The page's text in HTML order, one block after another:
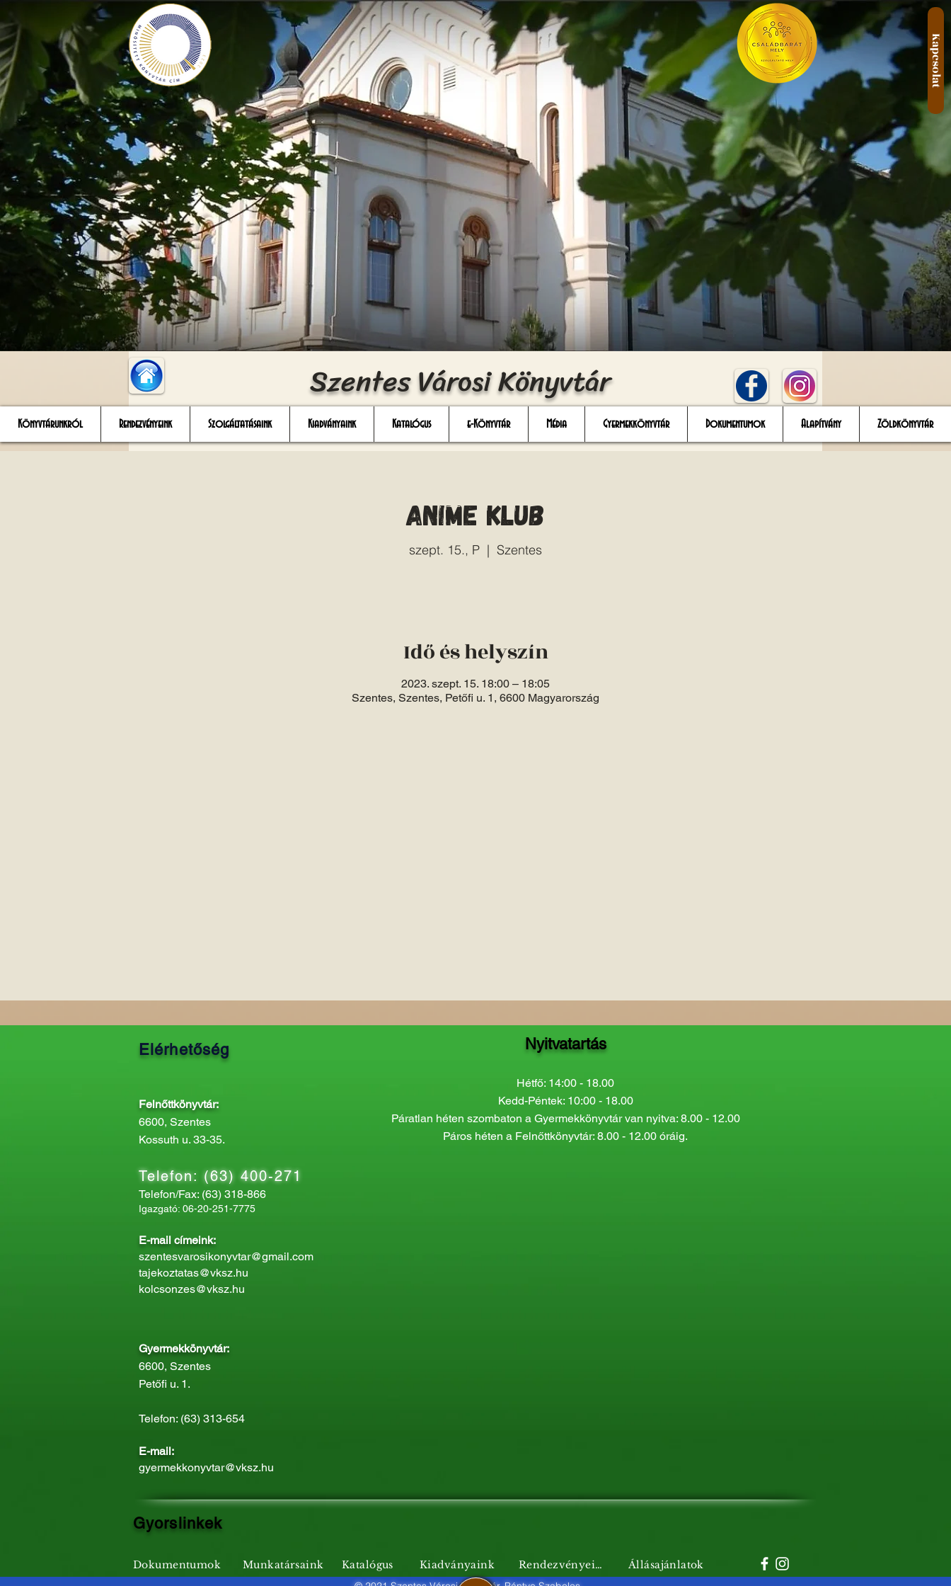
Kapcsolat
Szentes Városi Könyvtár
Könyvtárunkról Rendezvényeink Szolgáltatásaink Kiadványaink Katalógus e-Könyvtár Média Gyermekkönyvtár Dokumentumok Alapítvány Zöldkönyvtár
Anime Klub
szept. 15., P
  |
Szentes
Idő és helyszín
2023. szept. 15. 18:00 – 18:05
Szentes, Szentes, Petőfi u. 1, 6600 Magyarország
Elérhetőség
Felnőttkönyvtár:
6600, Szentes
Kossuth u. 33-35.
Telefon: (63) 400-271
Telefon/Fax: (63) 318-866
Igazgató: 06-20-251-7775
E-mail címeink:
szentesvarosikonyvtar@gmail.com
tajekoztatas@vksz.hu
kolcsonzes@vksz.hu
Gyermekkönyvtár:
6600, Szentes
Petőfi u. 1.
Telefon: (63) 313-654
E-mail:
gyermekkonyvtar@vksz.hu
Nyitvatartás
Hétfő: 14:00 - 18.00
Kedd-Péntek: 10:00 - 18.00
Páratlan héten szombaton a Gyermekkönyvtár van nyitva: 8.00 - 12.00
Páros héten a Felnőttkönyvtár: 8.00 - 12.00 óráig.
Gyorslinkek
Dokumentumok Munkatársaink Katalógus Kiadványaink Rendezvényeink
Állásajánlatok